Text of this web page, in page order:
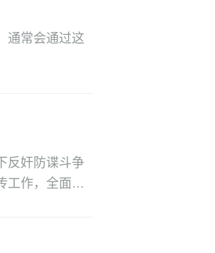
通常会通过这
反奸防谍斗争
工作，全面推